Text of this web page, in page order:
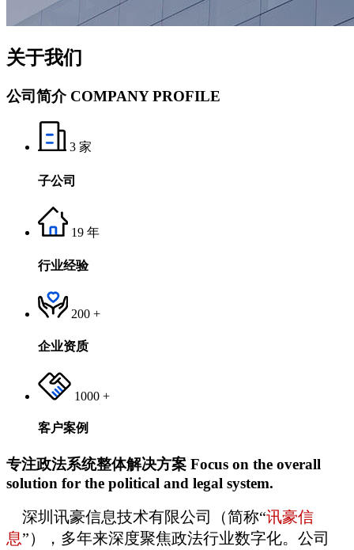
关于我们
公司简介 COMPANY PROFILE
3 家
子公司
19 年
行业经验
200 +
企业资质
1000 +
客户案例
专注政法系统整体解决方案 Focus on the overall
solution for the political and legal system.
深圳讯豪信息技术有限公司（简称“讯豪信
息”），多年来深度聚焦政法行业数字化。公司